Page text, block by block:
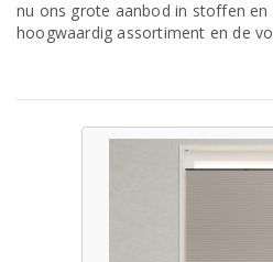
nu ons grote aanbod in stoffen en
hoogwaardig assortiment en de